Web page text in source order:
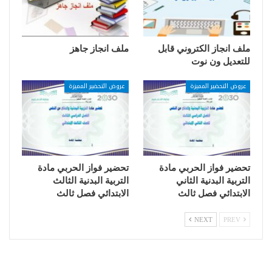
ملف انجاز الكتروني قابل
للتعديل ون نوت
ملف انجاز جاهز
عروض التحضير المميزة
تحضير فواز الحربي مادة
التربية البدنية الثاني
الابتدائي فصل ثالث
عروض التحضير المميزة
تحضير فواز الحربي مادة
التربية البدنية الثالث
الابتدائي فصل ثالث
NEXT